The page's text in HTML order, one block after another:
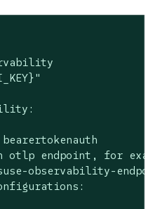
otlp endpoint, for
observability-